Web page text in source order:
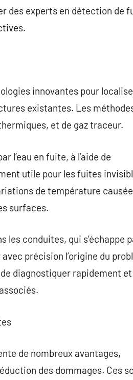
des experts en détection de
innovantes pour
existantes. Les
et de gaz traceur.
l’eau en fuite, à l’aide de
utile pour les fuites
de température
surfaces.
les conduites, qui s’échappe
précision l’origine du
diagnostiquer rapidement et
de nombreux avantages,
des dommages. Ces